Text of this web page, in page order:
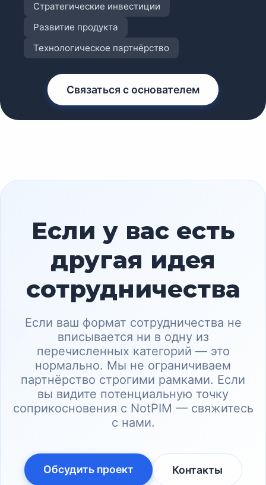
Стратегические инвестиции
Развитие продукта
Технологическое партнёрство
Связаться с основателем
Если у вас есть
другая идея
сотрудничества
Если ваш формат сотрудничества не
вписывается ни в одну из
перечисленных категорий — это
нормально. Мы не ограничиваем
партнёрство строгими рамками. Если
вы видите потенциальную точку
соприкосновения с NotPIM — свяжитесь
с нами.
Обсудить проект Контакты